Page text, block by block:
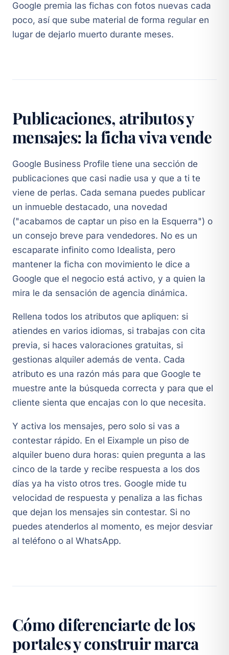
Google premia las fichas con fotos nuevas cada
poco, así que sube material de forma regular en
lugar de dejarlo muerto durante meses.
Publicaciones, atributos y
mensajes: la ficha viva vende
Google Business Profile tiene una sección de
publicaciones que casi nadie usa y que a ti te
viene de perlas. Cada semana puedes publicar
un inmueble destacado, una novedad
("acabamos de captar un piso en la Esquerra") o
un consejo breve para vendedores. No es un
escaparate infinito como Idealista, pero
mantener la ficha con movimiento le dice a
Google que el negocio está activo, y a quien la
mira le da sensación de agencia dinámica.
Rellena todos los atributos que apliquen: si
atiendes en varios idiomas, si trabajas con cita
previa, si haces valoraciones gratuitas, si
gestionas alquiler además de venta. Cada
atributo es una razón más para que Google te
muestre ante la búsqueda correcta y para que el
cliente sienta que encajas con lo que necesita.
Y activa los mensajes, pero solo si vas a
contestar rápido. En el Eixample un piso de
alquiler bueno dura horas: quien pregunta a las
cinco de la tarde y recibe respuesta a los dos
días ya ha visto otros tres. Google mide tu
velocidad de respuesta y penaliza a las fichas
que dejan los mensajes sin contestar. Si no
puedes atenderlos al momento, es mejor desviar
al teléfono o al WhatsApp.
Cómo diferenciarte de los
portales y construir marca